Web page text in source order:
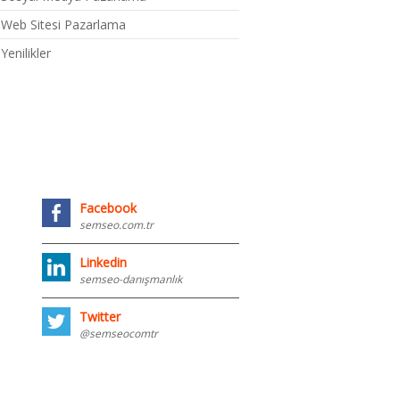
Web Sitesi Pazarlama
Yenilikler
Facebook
semseo.com.tr
Linkedin
semseo-danışmanlık
Twitter
@semseocomtr